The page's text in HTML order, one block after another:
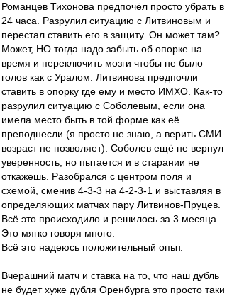
Романцев Тихонова предпочёл просто убрать в
24 часа. Разрулил ситуацию с Литвиновым и
перестал ставить его в защиту. Он может там?
Может, НО тогда надо забыть об опорке на
время и переключить мозги чтобы не было
голов как с Уралом. Литвинова предпочли
ставить в опорку где ему и место ИМХО. Как-то
разрулил ситуацию с Соболевым, если она
имела место быть в той форме как её
преподнесли (я просто не знаю, а верить СМИ
возраст не позволяет). Соболев ещё не вернул
уверенность, но пытается и в старании не
откажешь. Разобрался с центром поля и
схемой, сменив 4-3-3 на 4-2-3-1 и выставляя в
определяющих матчах пару Литвинов-Пруцев.
Всё это происходило и решилось за 3 месяца.
Это мягко говоря много.
Всё это надеюсь положительный опыт.
Вчерашний матч и ставка на то, что наш дубль
не будет хуже дубля Оренбурга это просто таки